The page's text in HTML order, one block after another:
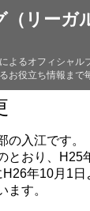
（リーガ
よるオフィシャル
お役立ち情報まで
の入江です。
とおり、H25
年10月1
ます。